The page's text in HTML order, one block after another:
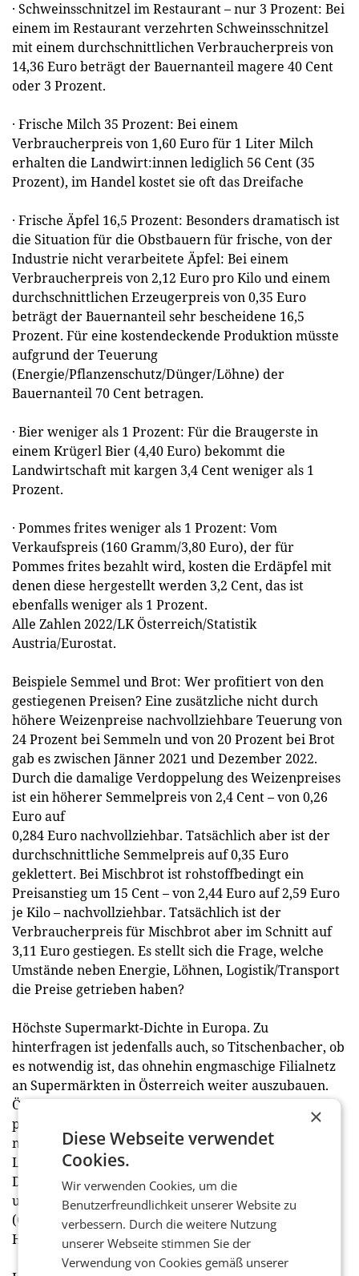
· Schweinsschnitzel im Restaurant – nur 3 Prozent: Bei
einem im Restaurant verzehrten Schweinsschnitzel
mit einem durchschnittlichen Verbraucherpreis von
14,36 Euro beträgt der Bauernanteil magere 40 Cent
oder 3 Prozent.
· Frische Milch 35 Prozent: Bei einem
Verbraucherpreis von 1,60 Euro für 1 Liter Milch
erhalten die Landwirt:innen lediglich 56 Cent (35
Prozent), im Handel kostet sie oft das Dreifache
· Frische Äpfel 16,5 Prozent: Besonders dramatisch ist
die Situation für die Obstbauern für frische, von der
Industrie nicht verarbeitete Äpfel: Bei einem
Verbraucherpreis von 2,12 Euro pro Kilo und einem
durchschnittlichen Erzeugerpreis von 0,35 Euro
beträgt der Bauernanteil sehr bescheidene 16,5
Prozent. Für eine kostendeckende Produktion müsste
aufgrund der Teuerung
(Energie/Pflanzenschutz/Dünger/Löhne) der
Bauernanteil 70 Cent betragen.
· Bier weniger als 1 Prozent: Für die Braugerste in
einem Krügerl Bier (4,40 Euro) bekommt die
Landwirtschaft mit kargen 3,4 Cent weniger als 1
Prozent.
· Pommes frites weniger als 1 Prozent: Vom
Verkaufspreis (160 Gramm/3,80 Euro), der für
Pommes frites bezahlt wird, kosten die Erdäpfel mit
denen diese hergestellt werden 3,2 Cent, das ist
ebenfalls weniger als 1 Prozent.
Alle Zahlen 2022/LK Österreich/Statistik
Austria/Eurostat.
Beispiele Semmel und Brot: Wer profitiert von den
gestiegenen Preisen? Eine zusätzliche nicht durch
höhere Weizenpreise nachvollziehbare Teuerung von
24 Prozent bei Semmeln und von 20 Prozent bei Brot
gab es zwischen Jänner 2021 und Dezember 2022.
Durch die damalige Verdoppelung des Weizenpreises
ist ein höherer Semmelpreis von 2,4 Cent – von 0,26
Euro auf
0,284 Euro nachvollziehbar. Tatsächlich aber ist der
durchschnittliche Semmelpreis auf 0,35 Euro
geklettert. Bei Mischbrot ist rohstoffbedingt ein
Preisanstieg um 15 Cent – von 2,44 Euro auf 2,59 Euro
je Kilo – nachvollziehbar. Tatsächlich ist der
Verbraucherpreis für Mischbrot aber im Schnitt auf
3,11 Euro gestiegen. Es stellt sich die Frage, welche
Umstände neben Energie, Löhnen, Logistik/Transport
die Preise getrieben haben?
Höchste Supermarkt-Dichte in Europa. Zu
hinterfragen ist jedenfalls auch, so Titschenbacher, ob
es notwendig ist, das ohnehin engmaschige Filialnetz
an Supermärkten in Österreich weiter auszubauen.
Österreich hat die höchste Anzahl an Supermärkten
pro 100.000 Einwohner in der EU – um 50 Prozent
mehr als in Deutschland. In Österreich haben wir 60
Lebensmittelgeschäfte pro 100.000 Einwohner, in
Deutschland sind es 40. Je mehr Märkte, desto teurer
und das zahlen am Ende auch die Konsument:innen
(Quelle: OpenStreetMap 2023/Österreichische
Hagelversicherung).
×
Diese Webseite verwendet
Cookies.
Wir verwenden Cookies, um die
Benutzerfreundlichkeit unserer Website zu
verbessern. Durch die weitere Nutzung
unserer Webseite stimmen Sie der
Verwendung von Cookies gemäß unserer